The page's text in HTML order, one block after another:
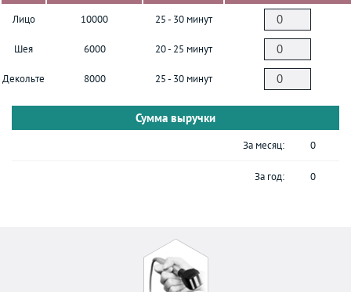
Лицо
10000 25 - 30 минут
Шея 6000 20 - 25 минут
Декольте 8000 25 - 30 минут
Сумма выручки
За месяц: 0
За год: 0